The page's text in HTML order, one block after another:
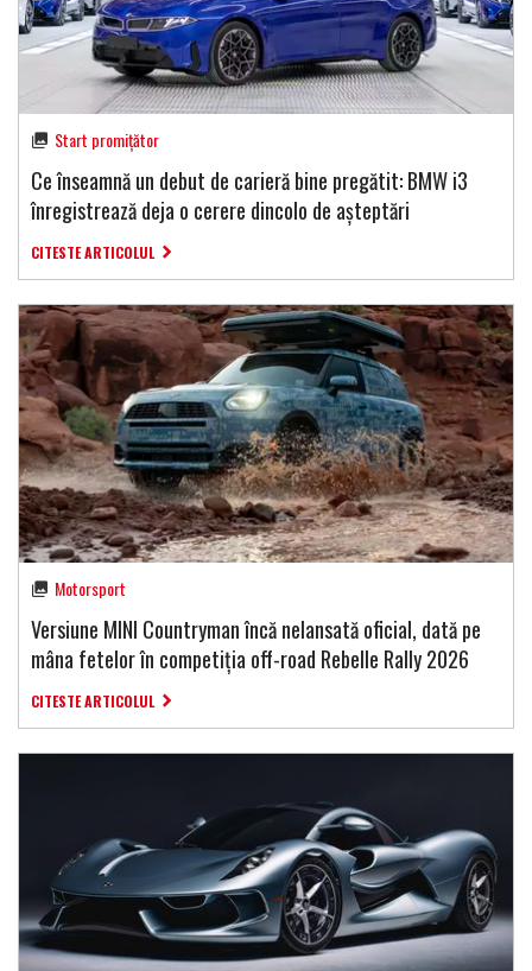
Start promițător
Ce înseamnă un debut de carieră bine pregătit: BMW i3
înregistrează deja o cerere dincolo de așteptări
CITESTE ARTICOLUL
Motorsport
Versiune MINI Countryman încă nelansată oficial, dată pe
mâna fetelor în competiția off-road Rebelle Rally 2026
CITESTE ARTICOLUL